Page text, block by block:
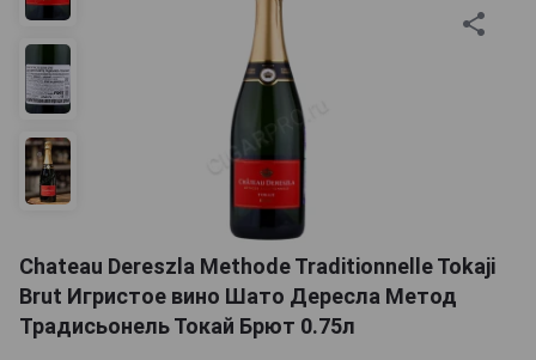
Chateau Dereszla Methode Traditionnelle Tokaji
Brut Игристое вино Шато Дересла Метод
Традисьонель Токай Брют 0.75л